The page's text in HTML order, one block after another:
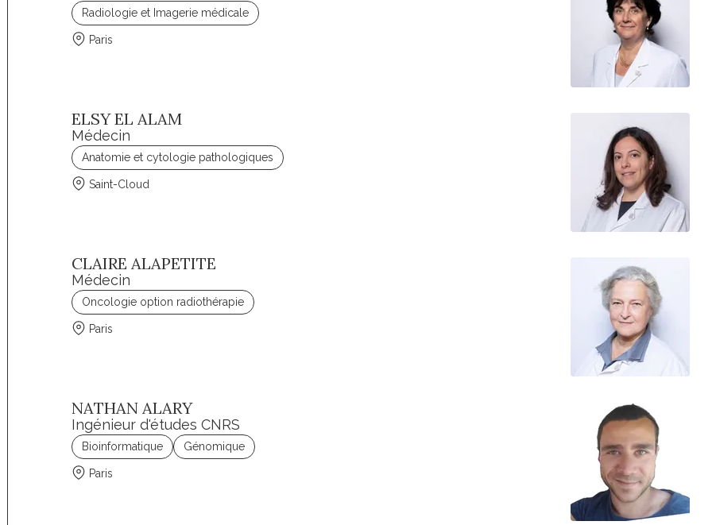
Radiologie et Imagerie médicale
Paris
ELSY EL ALAM
Médecin
Anatomie et cytologie pathologiques
Saint-Cloud
CLAIRE ALAPETITE
Médecin
Oncologie option radiothérapie
Paris
NATHAN ALARY
Ingénieur d'études CNRS
Bioinformatique Génomique
Paris